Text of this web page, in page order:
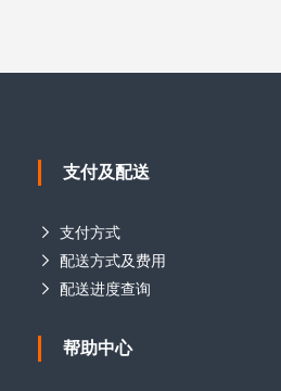
支付及配送
支付方式
配送方式及费用
配送进度查询
帮助中心